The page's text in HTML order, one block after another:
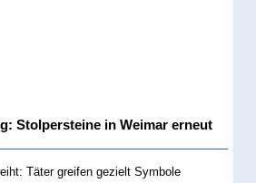
Stolpersteine in Weimar erneut
Täter greifen gezielt Symbole